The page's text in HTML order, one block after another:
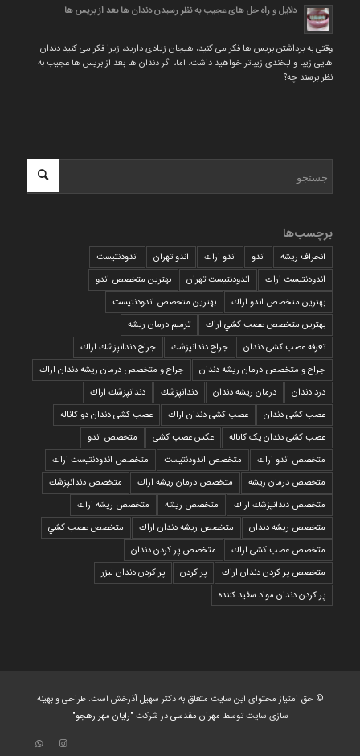
دلایل و راه حل های عجیب به نظر رسیدن دندان ها بعد از بریس ها
وقتی به برداشتن بریس ها فکر می کنید، هیجان زیادی دارید، زیرا فکر می کنید دندان
هایی زیبا و لبخندی زیباتر خواهید داشت. اما، اگر دندان ها بعد از بریس ها عجیب به
نظر برسند چه؟
برچسب‌ها
انحراف ریشه اندو اندو اراك اندو تهران
اندودنتیست
اندودنتیست اراك
اندودنتیست تهران
بهترين متخصص اندو
بهترين متخصص اندو اراك
بهترين متخصص اندودنتيست
بهترين متخصص عصب كشي اراك
ترمیم درمان ریشه
تعرفه عصب كشي دندان
جراح دندانپزشك
جراح دندانپزشك اراك
جراح و متخصص درمان ریشه دندان
جراح و متخصص درمان ریشه دندان اراك
درد دندان
درمان ریشه دندان دندانپزشك
دندانپزشك اراك
عصب کشی دندان
عصب کشی دندان اراك
عصب کشی دندان دو کاناله
عصب کشی دندان یک کاناله
عکس عصب کشی
متخصص اندو
متخصص اندو اراك
متخصص اندودنتيست
متخصص اندودنتيست اراك
متخصص درمان ريشه
متخصص درمان ريشه اراك
متخصص دندانپزشك
متخصص دندانپزشك اراك
متخصص ريشه
متخصص ريشه اراك
متخصص ريشه دندان
متخصص ريشه دندان اراك
متخصص عصب كشي
متخصص عصب كشي اراك
متخصص پر كردن دندان
متخصص پر كردن دندان اراك
پر كردن
پر كردن دندان ليزر
پر كردن دندان مواد سفيد كننده
© حق امتیاز محتوای این سایت متعلق به دکتر سهیل آذرخش است. طراحی و بهینه
سازی سایت توسط مهران مقدسیدر شرکت "رایان مهر رهجو"